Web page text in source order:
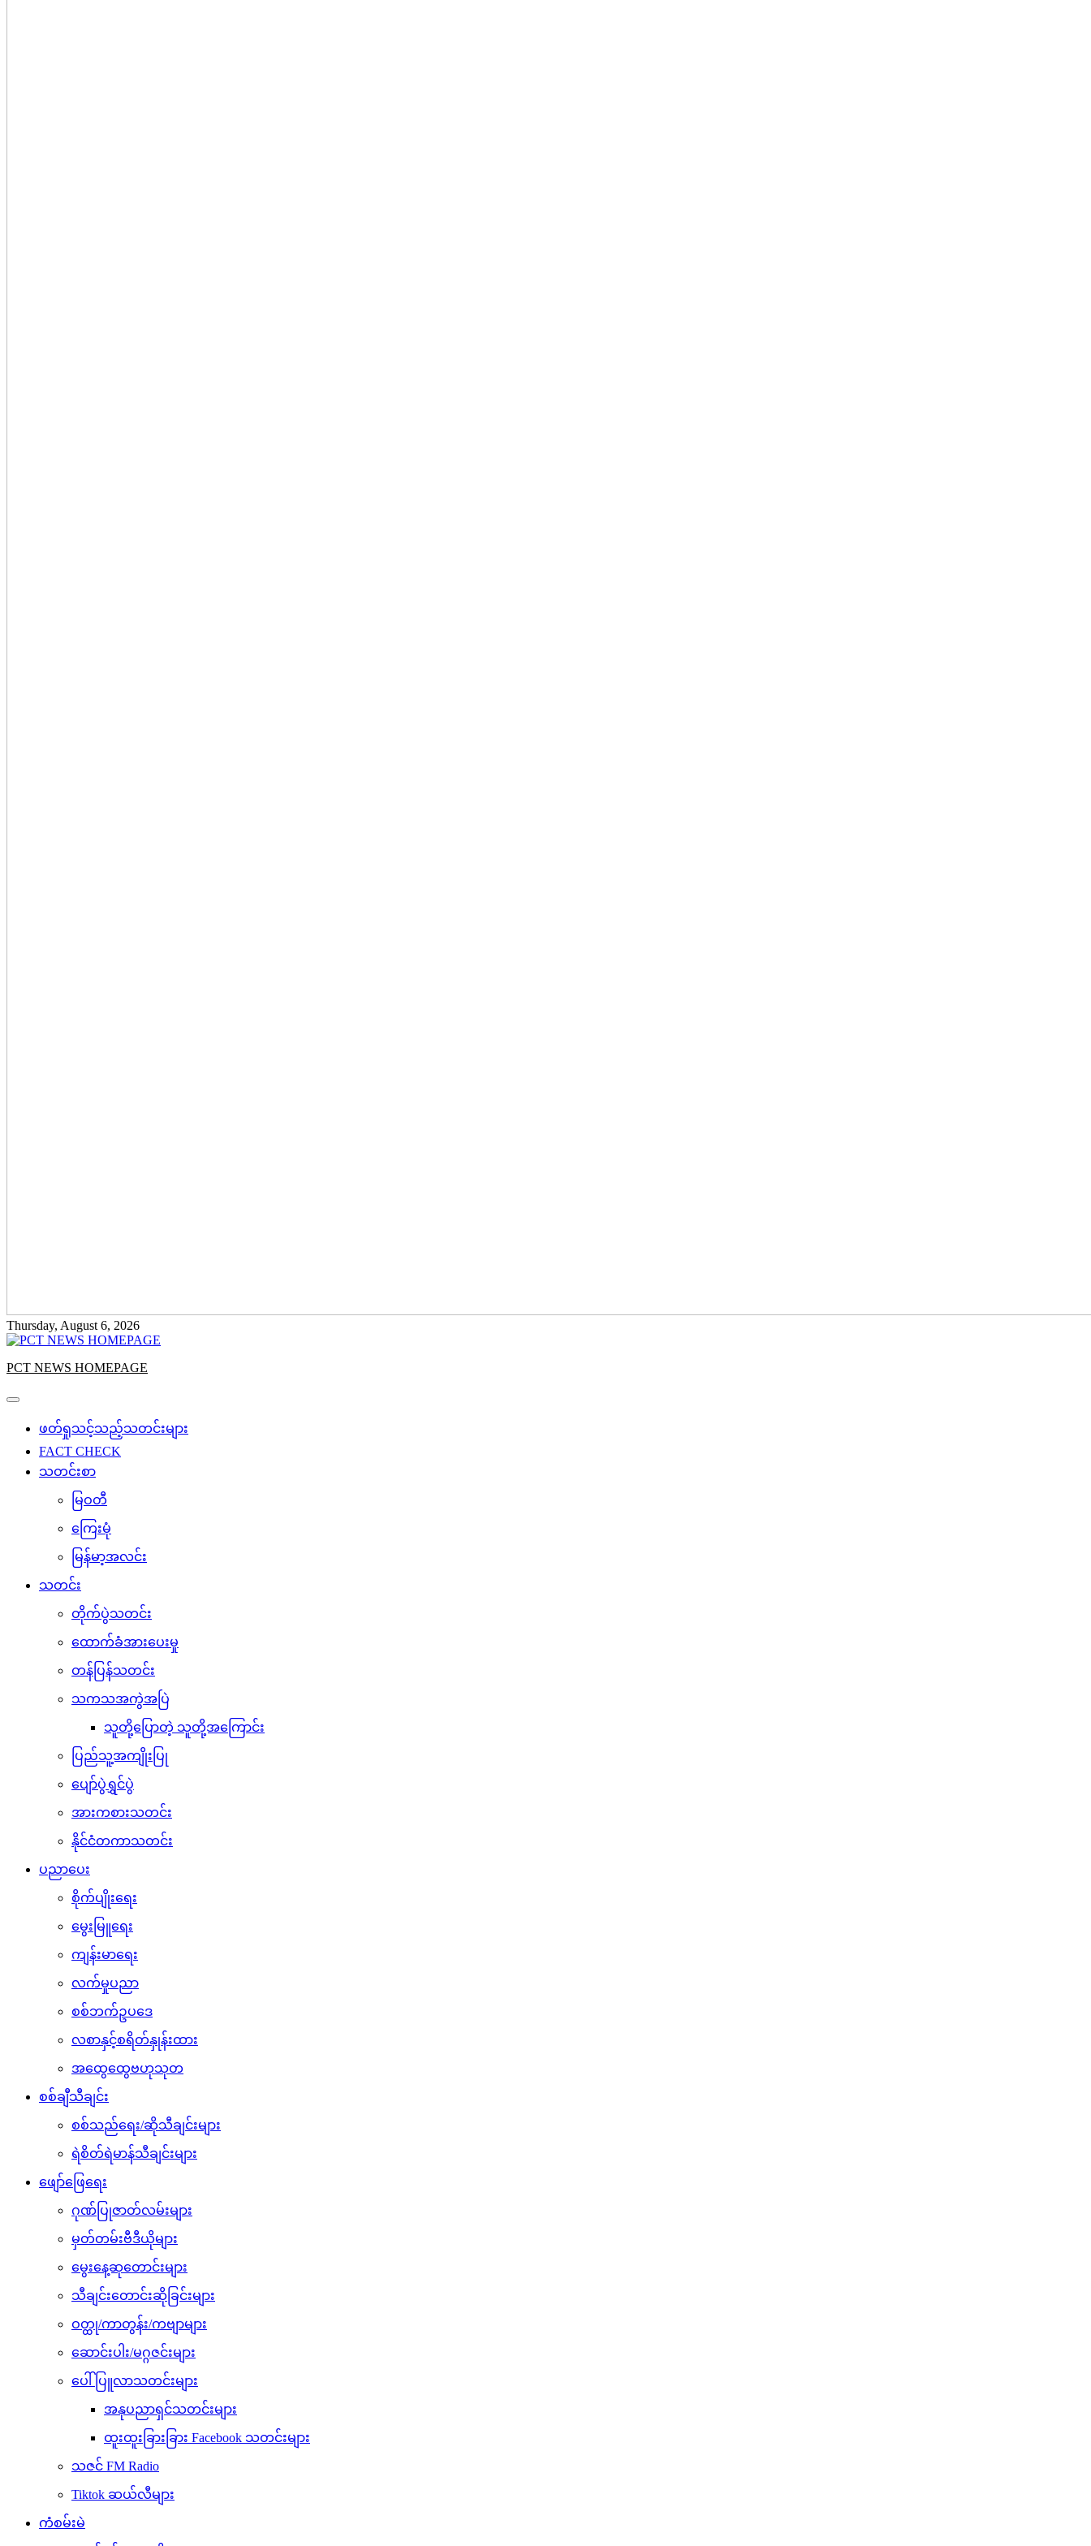
Thursday, August 6, 2026
PCT NEWS HOMEPAGE
ဖတ်ရှုသင့်သည့်သတင်းများ
FACT CHECK
သတင်းစာ
မြဝတီ
ကြေးမုံ
မြန်မာ့အလင်း
သတင်း
တိုက်ပွဲသတင်း
ထောက်ခံအားပေးမှု
တန်ပြန်သတင်း
သကသအကွဲအပြဲ
သူတို့ပြောတဲ့ သူတို့အကြောင်း
ပြည်သူ့အကျိုးပြု
ပျော်ပွဲရွှင်ပွဲ
အားကစားသတင်း
နိုင်ငံတကာသတင်း
ပညာပေး
စိုက်ပျိုးရေး
မွေးမြူရေး
ကျန်းမာရေး
လက်မှုပညာ
စစ်ဘက်ဥပဒေ
လစာနှင့်စရိတ်နှုန်းထား
အထွေထွေဗဟုသုတ
စစ်ချီသီချင်း
စစ်သည်ရေး/ဆိုသီချင်းများ
ရဲစိတ်ရဲမာန်သီချင်းများ
ဖျော်ဖြေရေး
ဂုဏ်ပြုဇာတ်လမ်းများ
မှတ်တမ်းဗီဒီယိုများ
မွေးနေ့ဆုတောင်းများ
သီချင်းတောင်းဆိုခြင်းများ
ဝတ္ထု/ကာတွန်း/ကဗျာများ
ဆောင်းပါး/မဂ္ဂဇင်းများ
ပေါ်ပြူလာသတင်းများ
အနုပညာရှင်သတင်းများ
ထူးထူးခြားခြား Facebook သတင်းများ
သဇင် FM Radio
Tiktok ဆယ်လီများ
ကံစမ်းမဲ